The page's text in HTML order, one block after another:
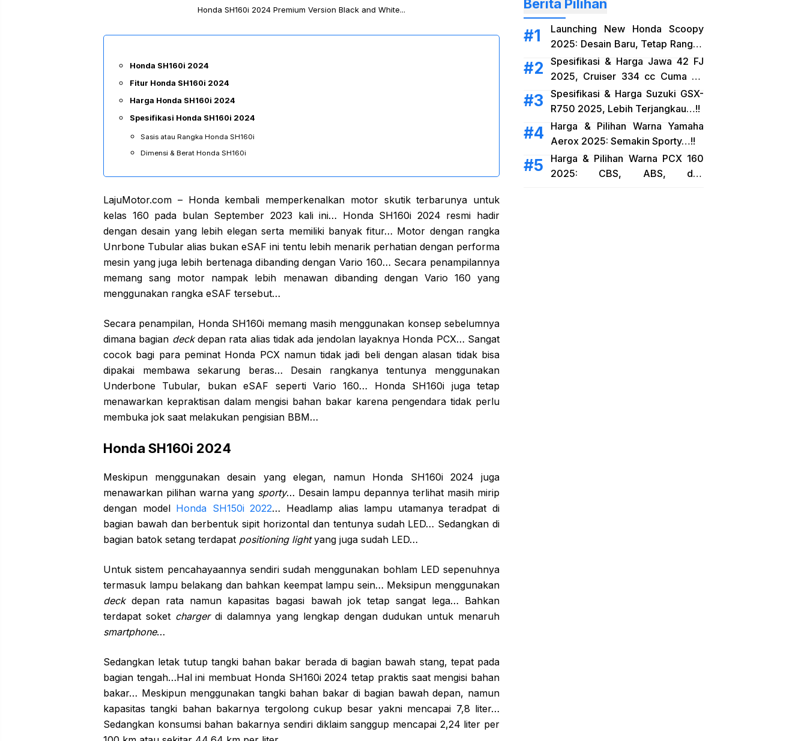
Honda SH160i 2024 Premium Version Black and White...
Honda SH160i 2024
Fitur Honda SH160i 2024
Harga Honda SH160i 2024
Spesifikasi Honda SH160i 2024
Sasis atau Rangka Honda SH160i
Dimensi & Berat Honda SH160i
LajuMotor.com – Honda kembali memperkenalkan motor skutik terbarunya untuk
kelas 160 pada bulan September 2023 kali ini… Honda SH160i 2024 resmi hadir
dengan desain yang lebih elegan serta memiliki banyak fitur… Motor dengan rangka
Unrbone Tubular alias bukan eSAF ini tentu lebih menarik perhatian dengan performa
mesin yang juga lebih bertenaga dibanding dengan Vario 160… Secara penampilannya
memang sang motor nampak lebih menawan dibanding dengan Vario 160 yang
menggunakan rangka eSAF tersebut…
Secara penampilan, Honda SH160i memang masih menggunakan konsep sebelumnya
dimana bagian deckdepan rata alias tidak ada jendolan layaknya Honda PCX… Sangat
cocok bagi para peminat Honda PCX namun tidak jadi beli dengan alasan tidak bisa
dipakai membawa sekarung beras… Desain rangkanya tentunya menggunakan
Underbone Tubular, bukan eSAF seperti Vario 160… Honda SH160i juga tetap
menawarkan kepraktisan dalam mengisi bahan bakar karena pengendara tidak perlu
membuka jok saat melakukan pengisian BBM…
Honda SH160i 2024
Meskipun menggunakan desain yang elegan, namun Honda SH160i 2024 juga
menawarkan pilihan warna yang sporty… Desain lampu depannya terlihat masih mirip
dengan model Honda SH150i 2022… Headlamp alias lampu utamanya teradpat di
bagian bawah dan berbentuk sipit horizontal dan tentunya sudah LED… Sedangkan di
bagian batok setang terdapat positioning lightyang juga sudah LED…
Untuk sistem pencahayaannya sendiri sudah menggunakan bohlam LED sepenuhnya
termasuk lampu belakang dan bahkan keempat lampu sein… Meksipun menggunakan
deckdepan rata namun kapasitas bagasi bawah jok tetap sangat lega… Bahkan
terdapat soket chargerdi dalamnya yang lengkap dengan dudukan untuk menaruh
smartphone…
Sedangkan letak tutup tangki bahan bakar berada di bagian bawah stang, tepat pada
bagian tengah…Hal ini membuat Honda SH160i 2024 tetap praktis saat mengisi bahan
bakar… Meskipun menggunakan tangki bahan bakar di bagian bawah depan, namun
kapasitas tangki bahan bakarnya tergolong cukup besar yakni mencapai 7,8 liter…
Sedangkan konsumsi bahan bakarnya sendiri diklaim sanggup mencapai 2,24 liter per
Berita Pilihan
Launching New Honda Scoopy
2025: Desain Baru, Tetap Rangka
eSAF…!!
Spesifikasi & Harga Jawa 42 FJ
2025, Cruiser 334 cc Cuma 38
Jutaan…!!
Spesifikasi & Harga Suzuki GSX-
R750 2025, Lebih Terjangkau…!!
Harga & Pilihan Warna Yamaha
Aerox 2025: Semakin Sporty…!!
Harga & Pilihan Warna PCX 160
2025: CBS, ABS, dan